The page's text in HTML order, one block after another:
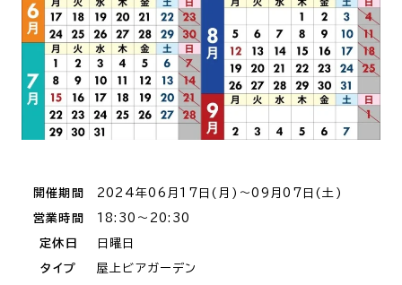
開催期間 2024年06月17日(月)～09月07日(土)
営業時間 18:30～20:30
定休日 日曜日
タイプ 屋上ビアガーデン